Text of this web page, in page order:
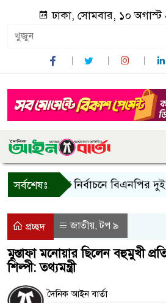
ঢাকা, সোমবার, ১০
সর্বশেষঃ
রাষ্ট্রপতি নির্বাচনে বিএনপির দুই
প্রচ্ছদ জাতীয়,টপ ৯
মুস্তাফা মনোয়ার ছিলেন বহুমুখী
শিল্পী: তথ্যমন্ত্রী
দৈনিক আইন বার্তা